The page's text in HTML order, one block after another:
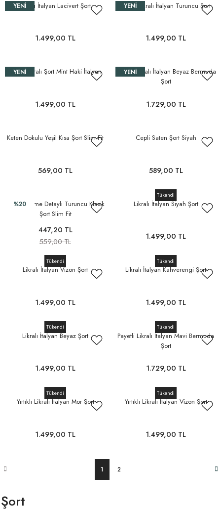
YENILikralı İtalyan Lacivert Şort
1.499,00 TL
YENI
Yırtıklı Likralı İtalyan Turuncu Şort
1.499,00 TL
YENI
Yırtıklı Likralı Şort Mint Haki İtalyan
1.499,00 TL
YENI
Payetli Likralı İtalyan Beyaz Bermuda
Şort
1.729,00 TL
Keten Dokulu Yeşil Kısa Şort Slim Fit
569,00 TL
Cepli Saten Şort Siyah
589,00 TL
%20
Gold Düğme Detaylı Turuncu Klasik
Şort Slim Fit
447,20 TL
559,00 TL
Tükendi
Likralı İtalyan Siyah Şort
1.499,00 TL
Tükendi
Likralı İtalyan Vizon Şort
1.499,00 TL
Tükendi
Likralı İtalyan Kahverengi Şort
1.499,00 TL
Tükendi
Likralı İtalyan Beyaz Şort
1.499,00 TL
Tükendi
Payetli Likralı İtalyan Mavi Bermuda
Şort
1.729,00 TL
Tükendi
Yırtıklı Likralı İtalyan Mor Şort
1.499,00 TL
Tükendi
Yırtıklı Likralı İtalyan Vizon Şort
1.499,00 TL
1 2
Şort